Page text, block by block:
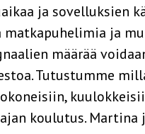
ja sovelluksien
ja
määrää
Tutustumme
koulutus. Martina